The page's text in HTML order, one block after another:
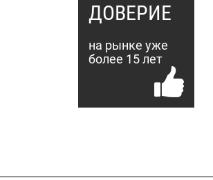
ДОВЕРИЕ
на рынке уже
более 15 лет